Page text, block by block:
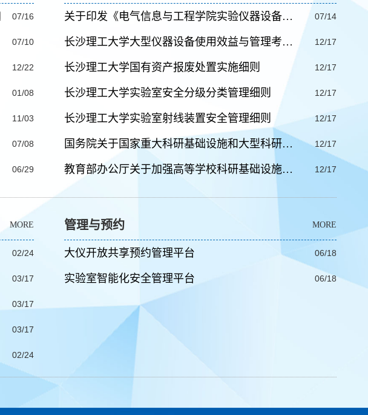
07/16
07/10
12/22
01/08
11/03
07/08
06/29
关于印发《电气信息与工程学院实验仪器设备… 07/14
长沙理工大学大型仪器设备使用效益与管理考… 12/17
长沙理工大学国有资产报废处置实施细则 12/17
长沙理工大学实验室安全分级分类管理细则 12/17
长沙理工大学实验室射线装置安全管理细则 12/17
国务院关于国家重大科研基础设施和大型科研… 12/17
教育部办公厅关于加强高等学校科研基础设施… 12/17
MORE
02/24
03/17
03/17
03/17
02/24
管理与预约 MORE
大仪开放共享预约管理平台 06/18
实验室智能化安全管理平台 06/18